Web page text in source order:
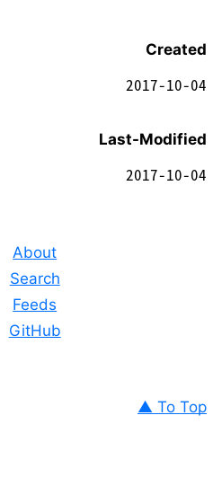
Created
2017-10-04
Last-Modified
2017-10-04
About
Search
Feeds
GitHub
▲ To Top